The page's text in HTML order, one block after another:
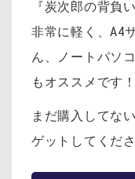
『炭次郎の背負
非常に軽く、A4
ん、ノートパソ
もオススメです！
まだ購入してな
ゲットしてくださ